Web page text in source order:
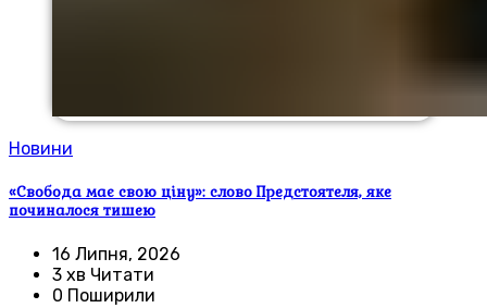
Новини
«Свобода має свою ціну»: слово Предстоятеля, яке
починалося тишею
16 Липня, 2026
3 хв Читати
0 Поширили